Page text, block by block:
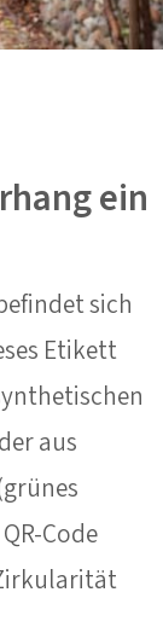
ein
sich
Etikett
aus
Code